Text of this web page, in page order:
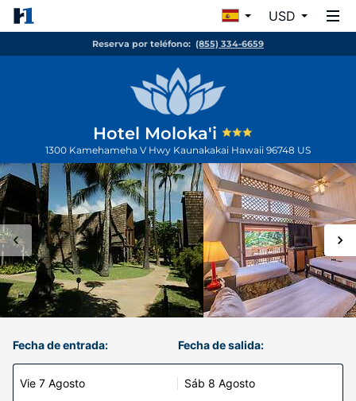
USD
Reserva por teléfono: (855) 334-6659
Hotel Moloka'i
1300 Kamehameha V Hwy Kaunakakai Hawaii 96748 US
Fecha de entrada:
Vie 7 Agosto
Fecha de salida:
Sáb 8 Agosto